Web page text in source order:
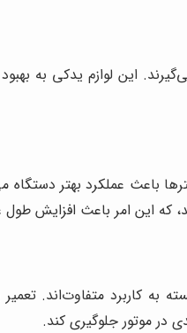
این لوازم یدکی به
باعث عملکرد بهتر
که این امر باعث افزایش
کاربرد متفاوت‌اند. تعمیر
در موتور جلوگیری کند.